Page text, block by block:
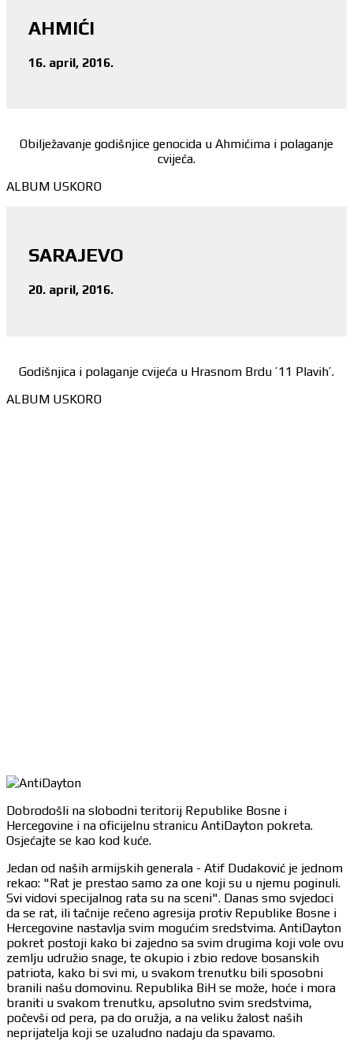
AHMIĆI
16. april, 2016.
Obilježavanje godišnjice genocida u Ahmićima i polaganje
cvijeća.
ALBUM USKORO
SARAJEVO
20. april, 2016.
Godišnjica i polaganje cvijeća u Hrasnom Brdu ’11 Plavih’.
ALBUM USKORO
Dobrodošli na slobodni teritorij Republike Bosne i
Hercegovine i na oficijelnu stranicu AntiDayton pokreta.
Osjećajte se kao kod kuće.
Jedan od naših armijskih generala - Atif Dudaković je jednom
rekao: "Rat je prestao samo za one koji su u njemu poginuli.
Svi vidovi specijalnog rata su na sceni". Danas smo svjedoci
da se rat, ili tačnije rečeno agresija protiv Republike Bosne i
Hercegovine nastavlja svim mogućim sredstvima. AntiDayton
pokret postoji kako bi zajedno sa svim drugima koji vole ovu
zemlju udružio snage, te okupio i zbio redove bosanskih
patriota, kako bi svi mi, u svakom trenutku bili sposobni
branili našu domovinu. Republika BiH se može, hoće i mora
braniti u svakom trenutku, apsolutno svim sredstvima,
počevši od pera, pa do oružja, a na veliku žalost naših
neprijatelja koji se uzaludno nadaju da spavamo.